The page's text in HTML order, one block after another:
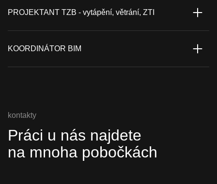
PROJEKTANT TZB - vytápění, větrání, ZTI
KOORDINÁTOR BIM
kontakty
Práci u nás najdete
na mnoha pobočkách